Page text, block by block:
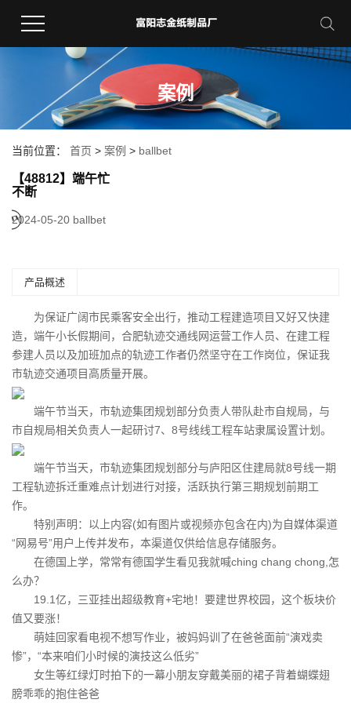
案例
当前位置： 首页 > 案例 > ballbet
【48812】端午忙
不断
2024-05-20 ballbet
产品概述
为保证广阔市民乘客安全出行，推动工程建造项目又好又快建
造，端午小长假期间，合肥轨迹交通线网运营工作人员、在建工程
参建人员以及加班加点的轨迹工作者仍然坚守在工作岗位，保证我
市轨迹交通项目高质量开展。
端午节当天，市轨迹集团规划部分负责人带队赴市自规局，与
市自规局相关负责人一起研讨7、8号线线工程车站隶属设置计划。
端午节当天，市轨迹集团规划部分与庐阳区住建局就8号线一期
工程轨迹拆迁重难点计划进行对接，活跃执行第三期规划前期工
作。
特别声明：以上内容(如有图片或视频亦包含在内)为自媒体渠道
“网易号”用户上传并发布，本渠道仅供给信息存储服务。
在德国上学，常常有德国学生看见我就喊ching chang chong,怎
么办？
19.1亿，三亚挂出超级教育+宅地！要建世界校园，这个板块价
值又要涨！
萌娃回家看电视不想写作业，被妈妈训了在爸爸面前“演戏卖
惨”，“本来咱们小时候的演技这么低劣”
女生等红绿灯时拍下的一幕小朋友穿戴美丽的裙子背着蝴蝶翅
膀乖乖的抱住爸爸